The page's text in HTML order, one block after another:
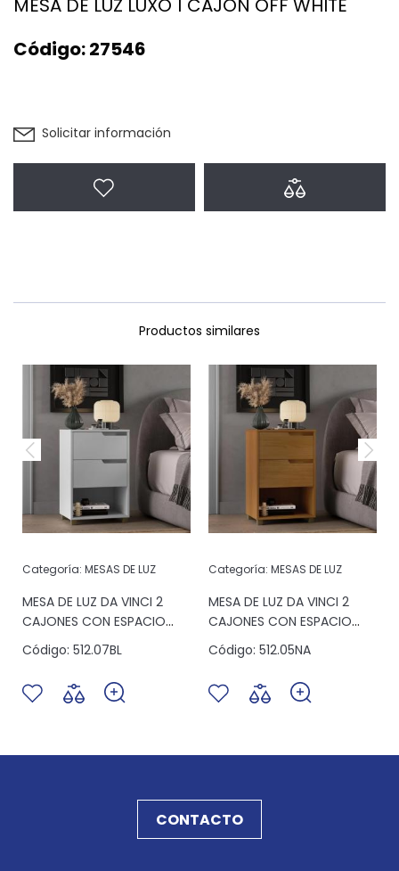
MESA DE LUZ LUXO 1 CAJON OFF WHITE
Código:27546
Solicitar información
Productos similares
Categoría: MESAS DE LUZ
MESA DE LUZ DA VINCI 2
CAJONES CON ESPACIO
BLANCO
Código: 512.07BL
Categoría: MESAS DE LUZ
MESA DE LUZ DA VINCI 2
CAJONES CON ESPACIO
NATURE
Código: 512.05NA
CONTACTO